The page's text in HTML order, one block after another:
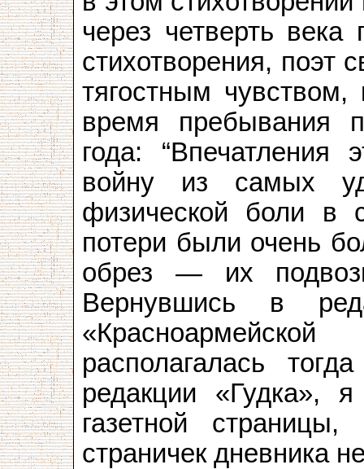
через четверть
стихотворения, поэт
тягостным чувством,
время пребывания
года:
войну из самых
физической боли в
потери были очень
обрез — их
Вернувшись в
располагалась
редакции «Гудка»,
газетной
страничек дневника